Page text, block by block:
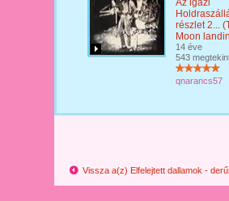
Az igazi
részlet 2...
Moon
14 éve
543
qnarancs57
Vissza a(z) Elfelejtett dallamok -